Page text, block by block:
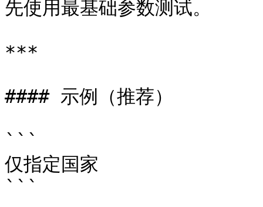
先使用最基础参数测试。
***
#### 示例（推荐）
```
仅指定国家
```